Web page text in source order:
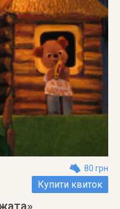
80 грн
Купити квиток